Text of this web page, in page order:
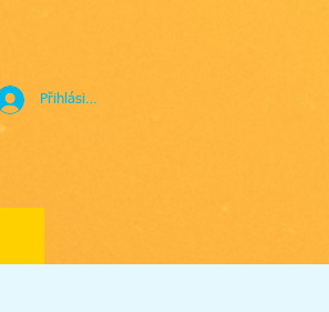
Přihlásit se